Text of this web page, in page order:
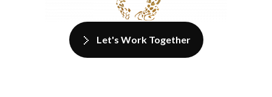
Let's Work Together